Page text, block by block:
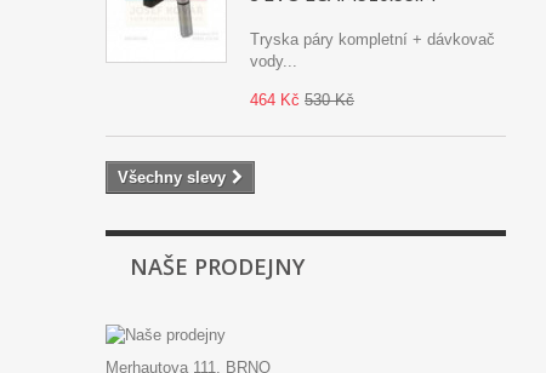
Tryska páry kompletní + dávkovač
vody...
464 Kč 530 Kč
Všechny slevy
NAŠE PRODEJNY
Merhautova 111, BRNO